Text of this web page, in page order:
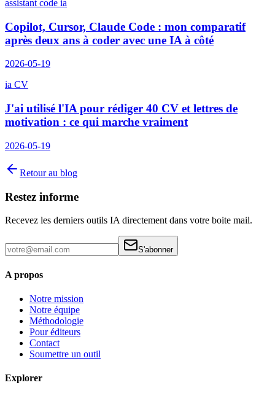
assistant code ia
Copilot, Cursor, Claude Code : mon comparatif
après deux ans à coder avec une IA à côté
2026-05-19
ia CV
J'ai utilisé l'IA pour rédiger 40 CV et lettres de
motivation : ce qui marche vraiment
2026-05-19
Retour au blog
Restez informe
Recevez les derniers outils IA directement dans votre boite mail.
S'abonner
A propos
Notre mission
Notre équipe
Méthodologie
Pour éditeurs
Contact
Soumettre un outil
Explorer